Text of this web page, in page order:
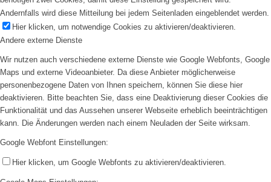
Andernfalls wird diese Mitteilung bei jedem Seitenladen eingeblendet werden.
Hier klicken, um notwendige Cookies zu aktivieren/deaktivieren.
Andere externe Dienste
Wir nutzen auch verschiedene externe Dienste wie Google Webfonts, Google
Maps und externe Videoanbieter. Da diese Anbieter möglicherweise
personenbezogene Daten von Ihnen speichern, können Sie diese hier
deaktivieren. Bitte beachten Sie, dass eine Deaktivierung dieser Cookies die
Funktionalität und das Aussehen unserer Webseite erheblich beeinträchtigen
kann. Die Änderungen werden nach einem Neuladen der Seite wirksam.
Google Webfont Einstellungen:
Hier klicken, um Google Webfonts zu aktivieren/deaktivieren.